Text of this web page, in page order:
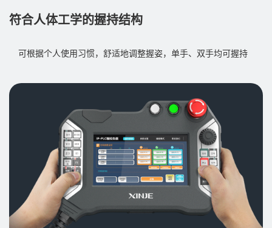
符合人体工学的握持结构
可根据个人使用习惯，舒适地调整握姿，单手、双手均可握持